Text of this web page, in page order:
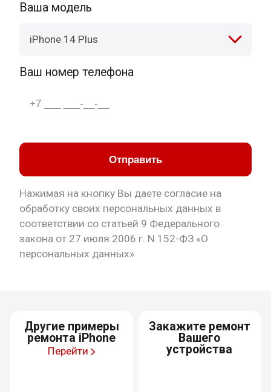
Ваша модель
iPhone 14 Plus
Ваш номер телефона
Отправить
Нажимая на кнопку Вы даете согласие на
обработку своих персональных данных в
соответствии со статьей 9 Федерального
закона от 27 июля 2006 г. N 152-ФЗ «О
персональных данных»
Другие примеры
ремонта iPhone
Перейти
Закажите ремонт
Вашего
устройства